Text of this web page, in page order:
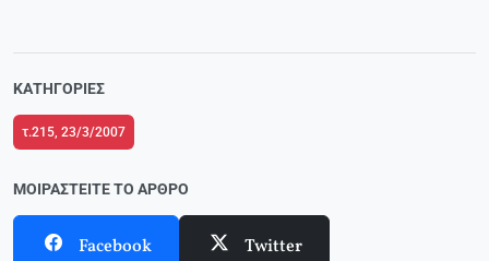
ΚΑΤΗΓΟΡΊΕΣ
τ.215, 23/3/2007
ΜΟΙΡΑΣΤΕΊΤΕ ΤΟ ΆΡΘΡΟ
Facebook Twitter